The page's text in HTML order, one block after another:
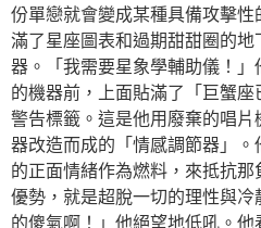
份單戀就會變成某種具備攻擊
滿了星座圖表和過期甜甜圈的
器。「我需要星象學輔助儀！
的機器前，上面貼滿了「巨蟹
警告標籤。這是他用廢棄的唱
器改造而成的「情感調節器」
的正面情緒作為燃料，來抵抗
優勢，就是超脫一切的理性與
的傻氣啊！」他絕望地低吼。